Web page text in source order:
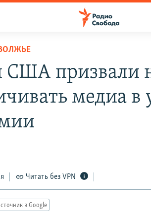
призвали
медиа в
Читать без VPN
в Google